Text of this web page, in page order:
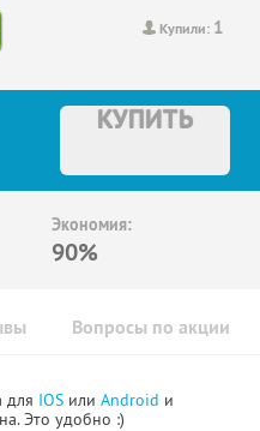
Купили: 1
КУПИТЬ
Экономия:
90%
Вопросы по акции
для IOS или Android и
Это удобно :)